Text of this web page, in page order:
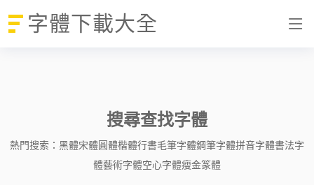
字體下載大全
搜尋查找字體
熱門搜索： 黑體宋體圓體楷體行書毛筆字體鋼筆字體拼音字體書法字
體藝術字體空心字體瘦金篆體